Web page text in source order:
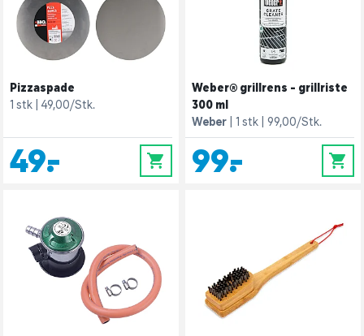
Pizzaspade
1 stk
49,00/Stk.
49,- 0
Weber® grillrens - grillriste
300 ml
Weber
1 stk 99,00/Stk.
99,- 0